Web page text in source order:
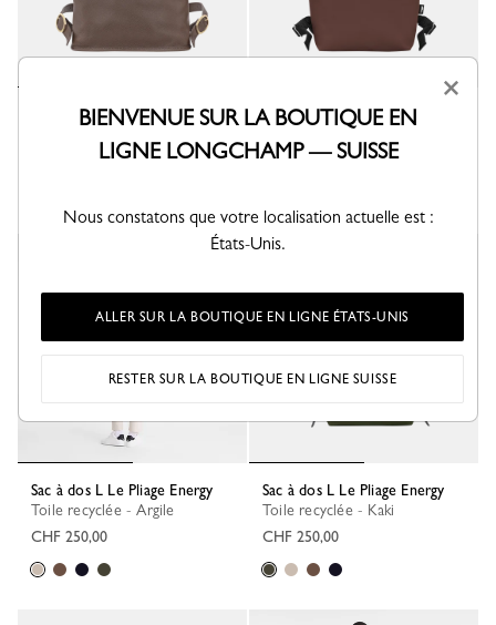
Sac à dos M Le Foulonné
CHF 490,00
Sac à dos L Le Pliage Energy
Toile recyclée - Cacao
CHF 250,00
Sac à dos L Le Pliage Energy
Toile recyclée - Argile
CHF 250,00
Sac à dos L Le Pliage Energy
Toile recyclée - Kaki
CHF 250,00
×
BIENVENUE SUR LA BOUTIQUE EN
LIGNE LONGCHAMP — SUISSE
Nous constatons que votre localisation actuelle est :
États-Unis.
ALLER SUR LA BOUTIQUE EN LIGNE ÉTATS-UNIS
RESTER SUR LA BOUTIQUE EN LIGNE SUISSE